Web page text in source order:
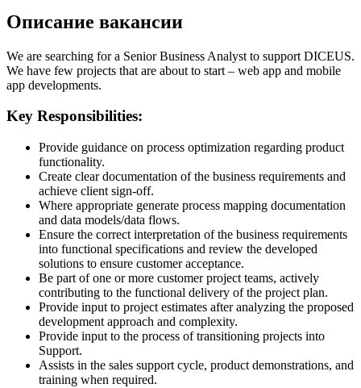
Описание вакансии
We are searching for a Senior Business Analyst to support DICEUS.
We have few projects that are about to start – web app and mobile
app developments.
Key Responsibilities:
Provide guidance on process optimization regarding product
functionality.
Create clear documentation of the business requirements and
achieve client sign-off.
Where appropriate generate process mapping documentation
and data models/data flows.
Ensure the correct interpretation of the business requirements
into functional specifications and review the developed
solutions to ensure customer acceptance.
Be part of one or more customer project teams, actively
contributing to the functional delivery of the project plan.
Provide input to project estimates after analyzing the proposed
development approach and complexity.
Provide input to the process of transitioning projects into
Support.
Assists in the sales support cycle, product demonstrations, and
training when required.